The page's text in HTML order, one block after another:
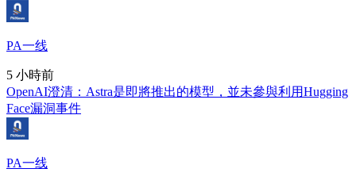
PA一线
5 小時前
OpenAI澄清：Astra是即將推出的模型，並未參與利用Hugging
Face漏洞事件
PA一线